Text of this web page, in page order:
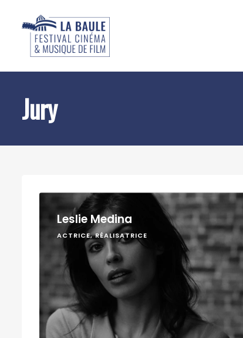
Jury
Leslie Medina
ACTRICE, RÉALISATRICE